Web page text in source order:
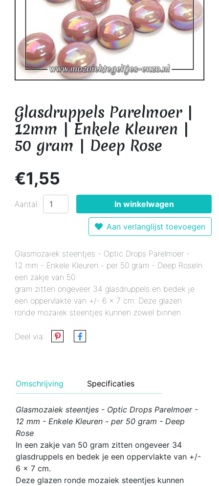
Glasdruppels Parelmoer |
12mm | Enkele Kleuren |
50 gram | Deep Rose
€1,55
Aantal: In winkelwagen
Aan verlanglijst toevoegen
Glasmozaiek steentjes - Optic Drops Parelmoer -
12 mm - Enkele Kleuren - per 50 gram - Deep RoseIn
een zakje van 50
gram zitten ongeveer 34 glasdruppels en bedek je
een oppervlakte van +/- 6 x 7 cm. Deze glazen
ronde mozaiek steentjes kunnen zowel binnen
Deel via:
Omschrijving Specificaties
Glasmozaiek steentjes - Optic Drops Parelmoer -
12 mm - Enkele Kleuren - per 50 gram - Deep
Rose
In een zakje van 50 gram zitten ongeveer 34
glasdruppels en bedek je een oppervlakte van +/-
6 x 7 cm.
Deze glazen ronde mozaiek steentjes kunnen